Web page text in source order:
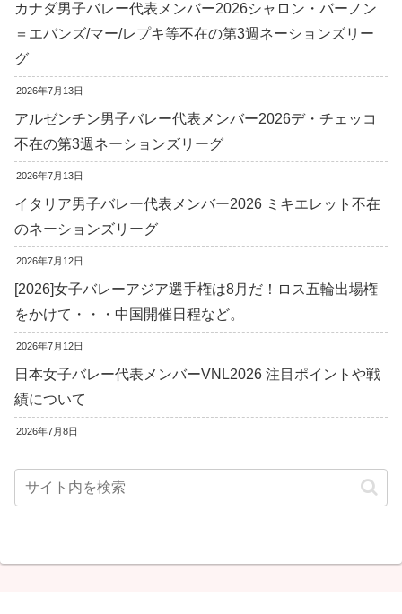
カナダ男子バレー代表メンバー2026シャロン・バーノン
＝エバンズ/マー/レプキ等不在の第3週ネーションズリー
グ
2026年7月13日
アルゼンチン男子バレー代表メンバー2026デ・チェッコ
不在の第3週ネーションズリーグ
2026年7月13日
イタリア男子バレー代表メンバー2026 ミキエレット不在
のネーションズリーグ
2026年7月12日
[2026]女子バレーアジア選手権は8月だ！ロス五輪出場権
をかけて・・・中国開催日程など。
2026年7月12日
日本女子バレー代表メンバーVNL2026 注目ポイントや戦
績について
2026年7月8日